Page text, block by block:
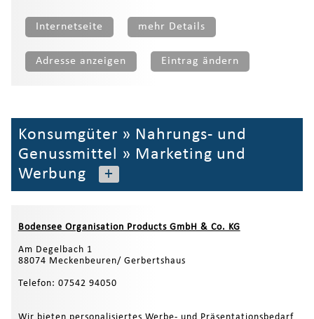
Internetseite mehr Details
Adresse anzeigen Eintrag ändern
Konsumgüter » Nahrungs- und
Genussmittel
» Marketing und
Werbung
+
Bodensee Organisation Products GmbH & Co. KG
Am Degelbach 1
88074 Meckenbeuren/ Gerbertshaus
Telefon: 07542 94050